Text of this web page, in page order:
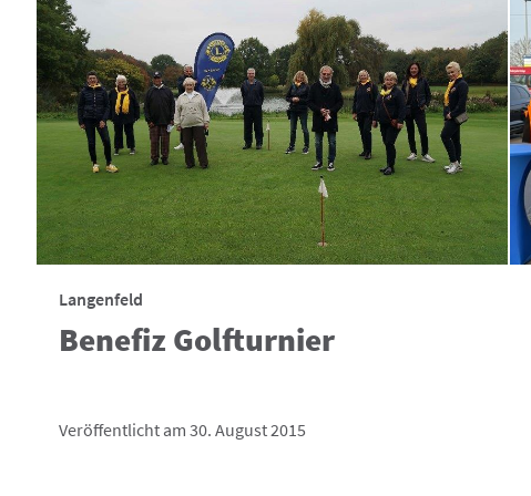
Langenfeld
Benefiz Golfturnier
Veröffentlicht am 30. August 2015